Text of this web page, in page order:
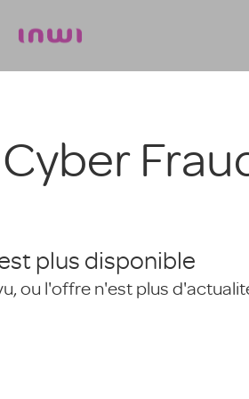
plus disponible
ou l'offre n'est plus